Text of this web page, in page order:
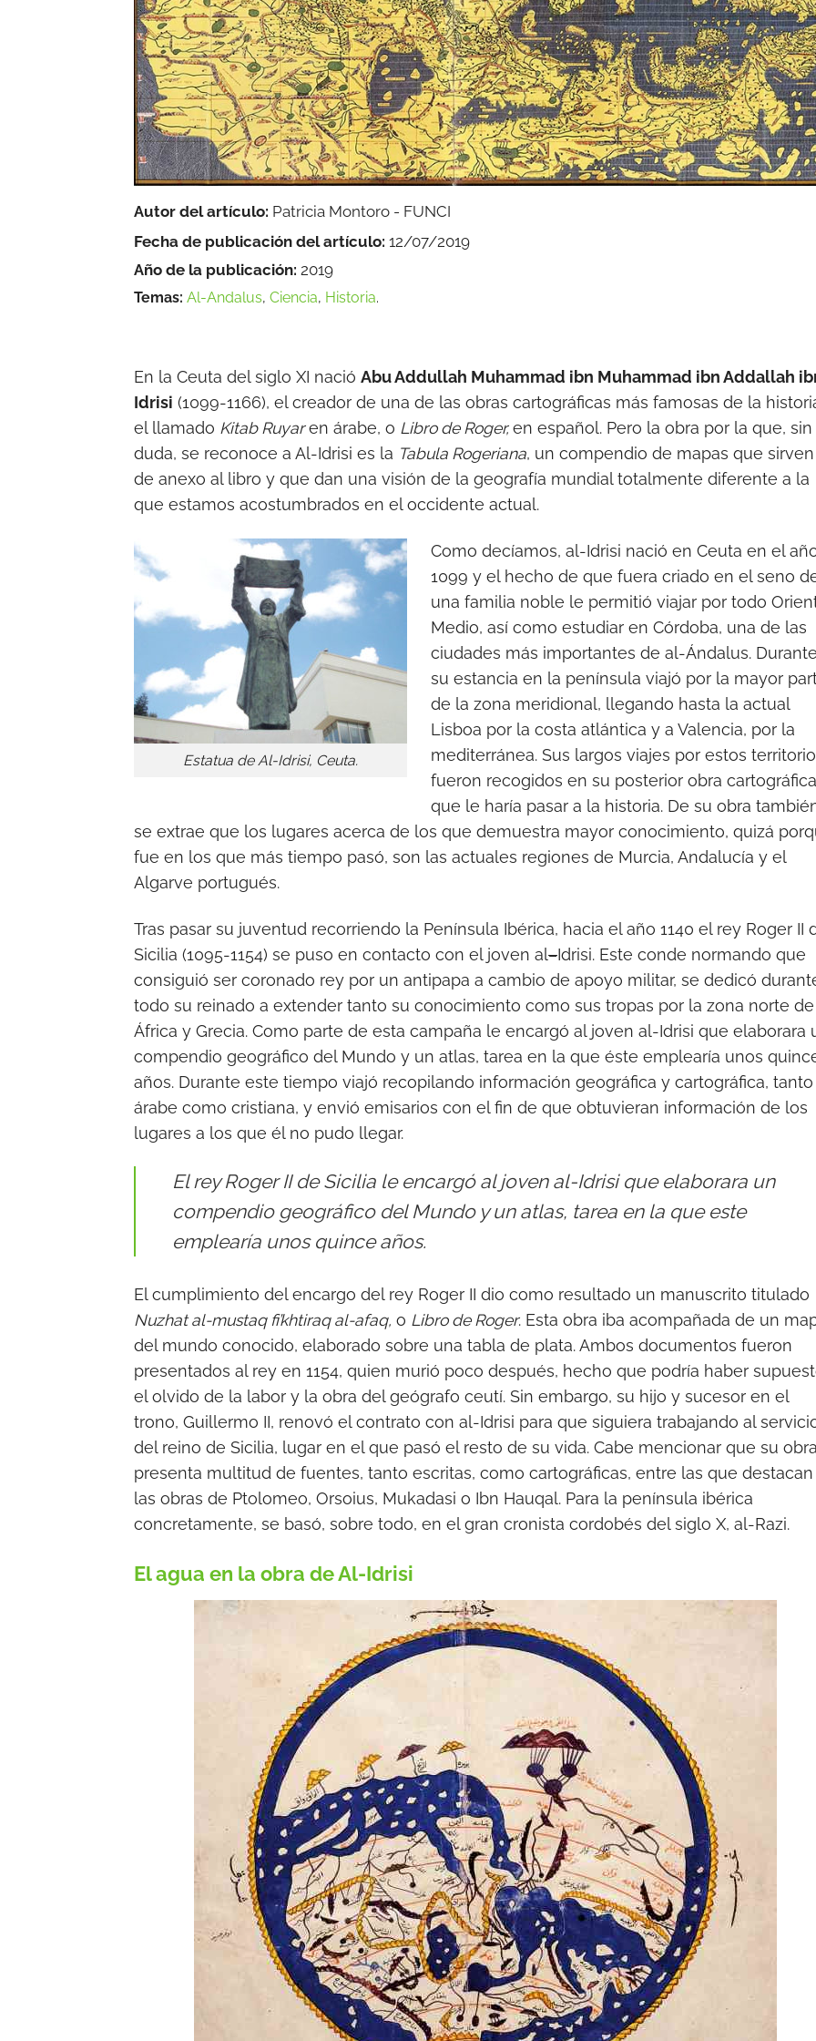
Autor del artículo: Patricia Montoro - FUNCI
Fecha de publicación del artículo: 12/07/2019
Año de la publicación: 2019
Temas: Al-Andalus, Ciencia, Historia.
En la Ceuta del siglo XI nació Abu Addullah Muhammad ibn Muhammad ibn Addallah
Idrisi (1099-1166), el creador de una de las obras cartográficas más famosas de la
el llamado Kitab Ruyaren árabe, o Libro de Roger,en español. Pero la obra por la que, sin
duda, se reconoce a Al-Idrisi es la Tabula Rogeriana, un compendio de mapas que sirven
de anexo al libro y que dan una visión de la geografía mundial totalmente diferente a la
que estamos acostumbrados en el occidente actual.
Estatua de Al-Idrisi, Ceuta.
Como decíamos, al-Idrisi nació en Ceuta en el
1099 y el hecho de que fuera criado en el seno
una familia noble le permitió viajar por todo
Medio, así como estudiar en Córdoba, una de las
ciudades más importantes de al-Ándalus. Durante
su estancia en la península viajó por la mayor
de la zona meridional, llegando hasta la actual
Lisboa por la costa atlántica y a Valencia, por la
mediterránea. Sus largos viajes por estos
fueron recogidos en su posterior obra
que le haría pasar a la historia. De su obra
se extrae que los lugares acerca de los que demuestra mayor conocimiento, quizá
fue en los que más tiempo pasó, son las actuales regiones de Murcia, Andalucía y el
Algarve portugués.
Tras pasar su juventud recorriendo la Península Ibérica, hacia el año 1140 el rey Roger II
Sicilia (1095-1154) se puso en contacto con el joven al–Idrisi. Este conde normando que
consiguió ser coronado rey por un antipapa a cambio de apoyo militar, se dedicó
todo su reinado a extender tanto su conocimiento como sus tropas por la zona norte de
África y Grecia. Como parte de esta campaña le encargó al joven al-Idrisi que elaborara
compendio geográfico del Mundo y un atlas, tarea en la que éste emplearía unos
años. Durante este tiempo viajó recopilando información geográfica y cartográfica, tanto
árabe como cristiana, y envió emisarios con el fin de que obtuvieran información de los
lugares a los que él no pudo llegar.
El rey Roger II de Sicilia le encargó al joven al-Idrisi que elaborara un
compendio geográfico del Mundo y un atlas, tarea en la que este
emplearía unos quince años.
El cumplimiento del encargo del rey Roger II dio como resultado un manuscrito titulado
Nuzhat al-mustaq fi’khtiraq al-afaq, o Libro de Roger. Esta obra iba acompañada de un
del mundo conocido, elaborado sobre una tabla de plata. Ambos documentos fueron
presentados al rey en 1154, quien murió poco después, hecho que podría haber
el olvido de la labor y la obra del geógrafo ceutí. Sin embargo, su hijo y sucesor en el
trono, Guillermo II, renovó el contrato con al-Idrisi para que siguiera trabajando al
del reino de Sicilia, lugar en el que pasó el resto de su vida. Cabe mencionar que su obra
presenta multitud de fuentes, tanto escritas, como cartográficas, entre las que destacan
las obras de Ptolomeo, Orsoius, Mukadasi o Ibn Hauqal. Para la península ibérica
concretamente, se basó, sobre todo, en el gran cronista cordobés del siglo X, al-Razi.
El agua en la obra de Al-Idrisi